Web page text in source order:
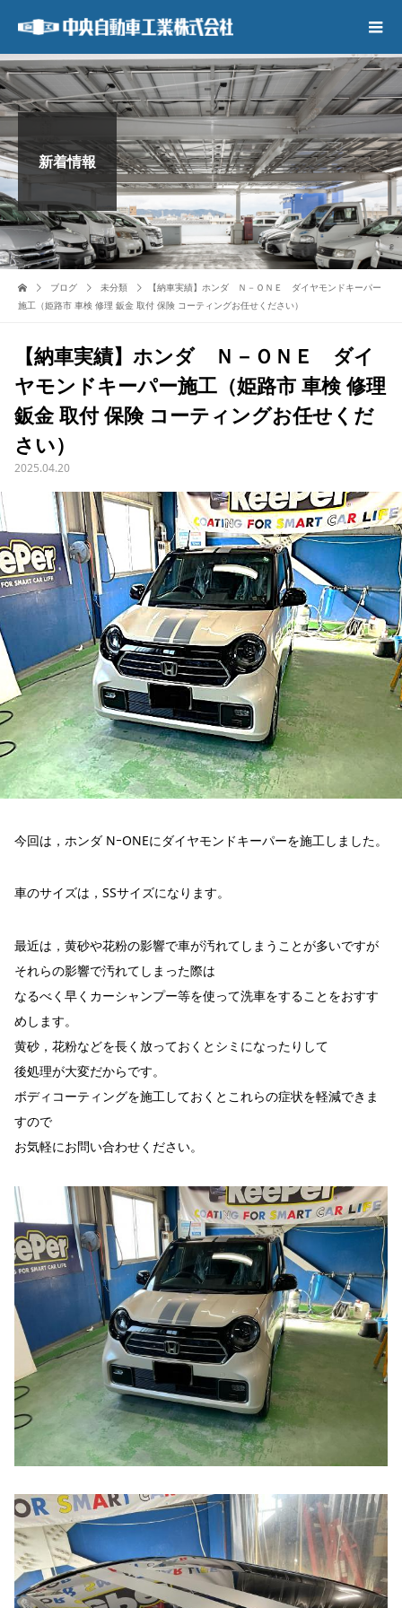
新着情報
ブログ 未分類
【納車実績】ホンダ Ｎ－ＯＮＥ ダイヤモンドキーパー
施工（姫路市 車検 修理 鈑金 取付 保険 コーティングお任せください）
【納車実績】ホンダ Ｎ－ＯＮＥ ダイ
ヤモンドキーパー施工（姫路市 車検 修理
鈑金 取付 保険 コーティングお任せくだ
さい）
2025.04.20
今回は，ホンダ NｰONEにダイヤモンドキーパーを施工しました。
車のサイズは，SSサイズになります。
最近は，黄砂や花粉の影響で車が汚れてしまうことが多いですが
それらの影響で汚れてしまった際は
なるべく早くカーシャンプー等を使って洗車をすることをおすす
めします。
黄砂，花粉などを長く放っておくとシミになったりして
後処理が大変だからです。
ボディコーティングを施工しておくとこれらの症状を軽減できま
すので
お気軽にお問い合わせください。